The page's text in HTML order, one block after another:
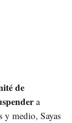
de
a
y medio, Sayas